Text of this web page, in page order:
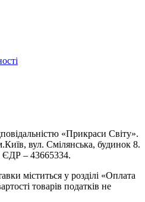
«Прикраси Світу».
вул. Смілянська, будинок 8.
ЄДР – 43665334.
міститься у розділі «Оплата
товарів податків не